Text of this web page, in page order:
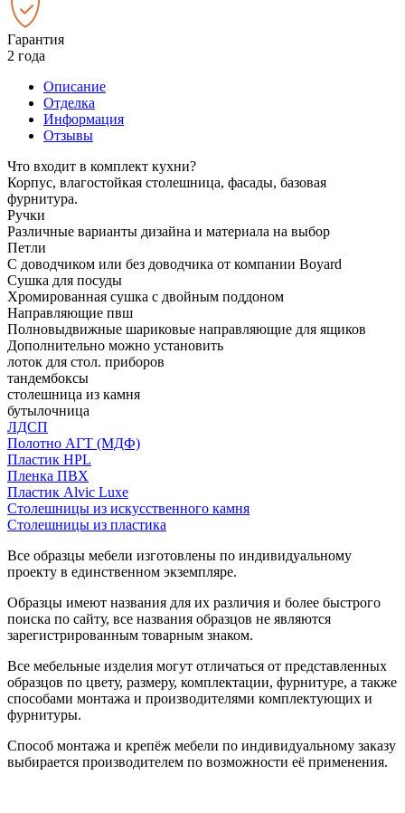
Гарантия
2 года
Описание
Отделка
Информация
Отзывы
Что входит в комплект кухни?
Корпус, влагостойкая столешница, фасады, базовая
фурнитура.
Ручки
Различные варианты дизайна и материала на выбор
Петли
С доводчиком или без доводчика от компании Boyard
Сушка для посуды
Хромированная сушка с двойным поддоном
Направляющие пвш
Полновыдвижные шариковые направляющие для ящиков
Дополнительно можно установить
лоток для стол. приборов
тандембоксы
столешница из камня
бутылочница
ЛДСП
Полотно АГТ (МДФ)
Пластик HPL
Пленка ПВХ
Пластик Alvic Luxe
Столешницы из искусственного камня
Столешницы из пластика
Все образцы мебели изготовлены по индивидуальному
проекту в единственном экземпляре.
Образцы имеют названия для их различия и более быстрого
поиска по сайту, все названия образцов не являются
зарегистрированным товарным знаком.
Все мебельные изделия могут отличаться от представленных
образцов по цвету, размеру, комплектации, фурнитуре, а также
способами монтажа и производителями комплектующих и
фурнитуры.
Способ монтажа и крепёж мебели по индивидуальному заказу
выбирается производителем по возможности её применения.